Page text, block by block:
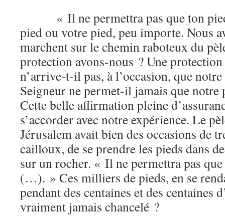
« Il ne permettra pas que ton
pied ou votre pied, peu importe. Nous
marchent sur le chemin raboteux du
protection avons-nous ? Une
n’arrive-t-il pas, à l’occasion, que
Seigneur ne permet-il jamais que notre
Cette belle affirmation pleine
s’accorder avec notre expérience. Le
Jérusalem avait bien des occasions de
cailloux, de se prendre les pieds dans
sur un rocher. « Il ne permettra pas
(…). » Ces milliers de pieds, en se
pendant des centaines et des centaines
vraiment jamais chancelé ?